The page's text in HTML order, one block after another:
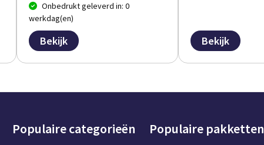
Onbedrukt geleverd in: 0
werkdag(en)
Bekijk Bekijk
Populaire categorieën Populaire pakketten